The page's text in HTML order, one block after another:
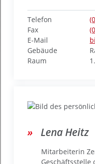
Telefon (0
Fax
(0
E-Mail
Gebäude
Raum
LenaHeitz
Mitarbeiterin
Geschäftsstelle